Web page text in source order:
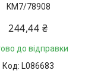
KM7/78908
244,44 ₴
до відправки
L086683